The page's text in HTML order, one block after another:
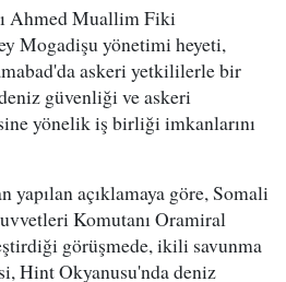
Ahmed Muallim Fiki
Mogadişu yönetimi heyeti,
askeri yetkililerle bir
güvenliği ve askeri
yönelik iş birliği imkanlarını
yapılan açıklamaya göre, Somali
Komutanı Oramiral
görüşmede, ikili savunma
Hint Okyanusu'nda deniz